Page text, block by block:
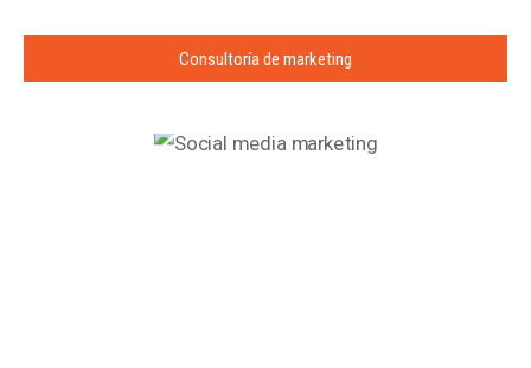
Consultoría de marketing